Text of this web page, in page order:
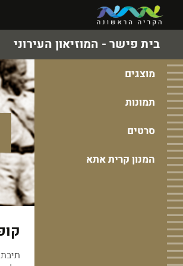
בית פישר - המוזיאון העירוני
מוצגים
תמונות
סרטים
המנון קרית אתא